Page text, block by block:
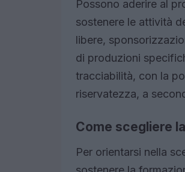
Possono aderire al
sostenere le attività
libere,
di produzioni
tracciabilità, con la
riservatezza, a
Come scegliere
Per orientarsi nella